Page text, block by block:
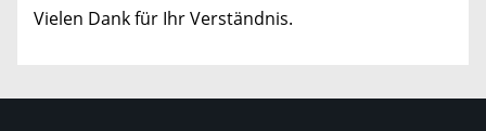
Vielen Dank für Ihr Verständnis.